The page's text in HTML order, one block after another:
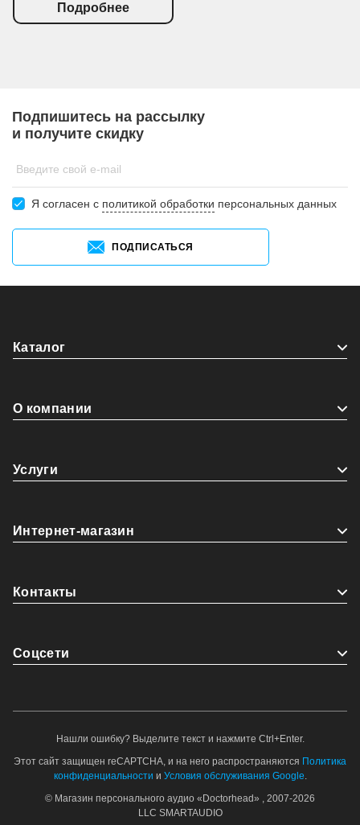
Подробнее
Подпишитесь на рассылку
и получите скидку
Введите свой e-mail
Я согласен c политикой обработки персональных данных
ПОДПИСАТЬСЯ
Каталог
О компании
Услуги
Интернет-магазин
Контакты
Coцсети
Нашли ошибку? Выделите текст и нажмите Ctrl+Enter.
Этот сайт защищен reCAPTCHA, и на него распространяются Политика
конфиденциальности и Условия обслуживания Google.
© Магазин персонального аудио «Doctorhead» , 2007-2026
LLC SMARTAUDIO